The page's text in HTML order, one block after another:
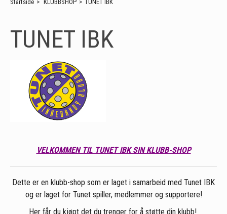
Startside > KLUBBSHOP > TUNET IBK
TUNET IBK
VELKOMMEN TIL TUNET IBK SIN KLUBB-SHOP
Dette er en klubb-shop som er laget i samarbeid med Tunet IBK
og er laget for Tunet spiller, medlemmer og supportere!
Her får du kjøpt det du trenger for å støtte din klubb!